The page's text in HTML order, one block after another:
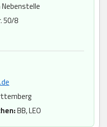
Nebenstelle
50/8
BB, LEO